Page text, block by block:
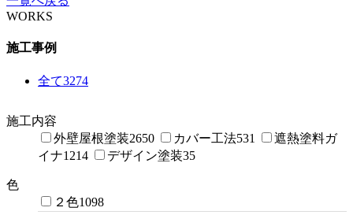
WORKS
施工事例
全て3274
施工内容
外壁屋根塗装2650 カバー工法531
遮熱塗料ガ
イナ1214 デザイン塗装35
色
２色1098